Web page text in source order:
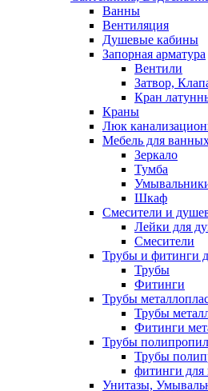
Ванны
Вентиляция
Душевые кабины
Запорная арматура
Вентили
Затвор,
Кран
Краны
Люк
Мебель для
Зеркало
Тумба
Шкаф
Смесители и
Лейки для
Смесители
Трубы и фитинги
Трубы
Фитинги
Трубы
Трубы
Фитинги
Трубы
Трубы
фитинги для
Унитазы,